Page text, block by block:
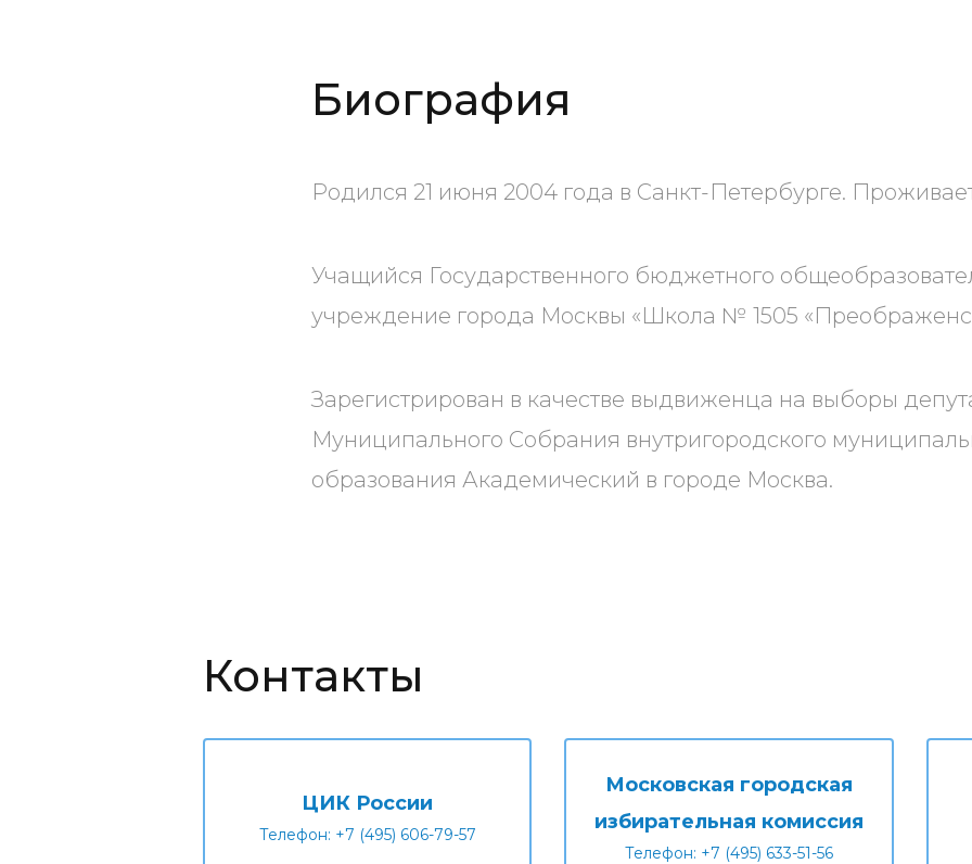
Биография
Родился 21 июня 2004 года в Санкт-Петербурге.
Учащийся Государственного бюджетного
учреждение города Москвы «Школа № 1505
Зарегистрирован в качестве выдвиженца на выборы
Муниципального Собрания внутригородского
образования Академический в городе Москва.
Контакты
ЦИК России
Телефон: +7 (495) 606-79-57
Московская городская
избирательная комиссия
Телефон: +7 (495) 633-51-56